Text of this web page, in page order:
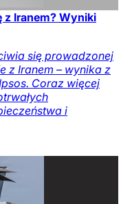
z Iranem? Wyniki
się prowadzonej
z Iranem – wynika z
Coraz więcej
i